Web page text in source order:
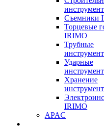
Съемники
Торцевые
IRIMO
Трубные
Ударные
Хранение
IRIMO
APAC